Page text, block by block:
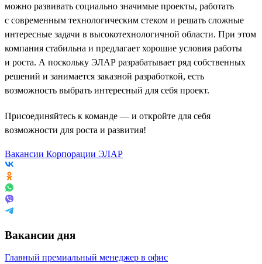
можно развивать социально значимые проекты, работать
с современным технологическим стеком и решать сложные
интересные задачи в высокотехнологичной области. При этом
компания стабильна и предлагает хорошие условия работы
и роста. А поскольку ЭЛАР разрабатывает ряд собственных
решений и занимается заказной разработкой, есть
возможность выбрать интересный для себя проект.
Присоединяйтесь к команде — и откройте для себя
возможности для роста и развития!
Вакансии Корпорации ЭЛАР
Вакансии дня
Главный премиальный менеджер в офис